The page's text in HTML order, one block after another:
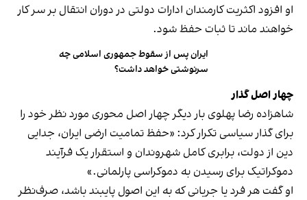
او افزود اکثریت کارمندان ادارات دولتی در دوران انتقال بر سر کار
خواهند ماند تا ثبات حفظ شود.
ایران پس از سقوط جمهوری اسلامی چه
سرنوشتی خواهد داشت؟
چهار اصل گذار
شاهزاده رضا پهلوی بار دیگر چهار اصل محوری مورد نظر خود را
برای گذار سیاسی تکرار کرد: «حفظ تمامیت ارضی ایران، جدایی
دین از دولت،‌ برابری کامل شهروندان و استقرار یک فرآیند
دموکراتیک برای رسیدن به دموکراسی پارلمانی.»
او گفت هر فرد یا جریانی که به این اصول پایبند باشد، صرف‌نظر